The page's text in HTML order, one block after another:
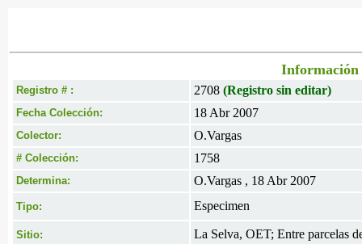
Información
Registro # : 2708 (Registro sin editar)
Fecha Colección: 18 Abr 2007
Colector: O.Vargas
# Colección: 1758
Determina: O.Vargas , 18 Abr 2007
Tipo: Especimen
Sitio: La Selva, OET; Entre parcelas